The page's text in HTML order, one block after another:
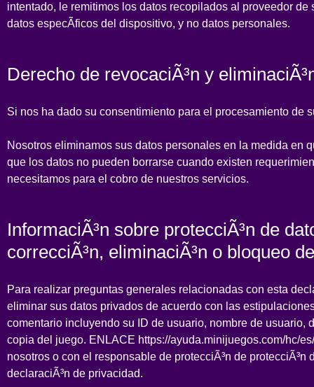
intentado, le remitimos los datos recopilados al proveedor
datos especÃ­ficos del dispositivo, y no datos personales.
Derecho de revocaciÃ³n y
Si nos ha dado su consentimiento para el procesamiento de
Nosotros eliminamos sus datos personales en la medida en
que los datos no pueden borrarse cuando existen
necesitamos para el cobro de nuestros servicios.
InformaciÃ³n sobre protecciÃ³n de
correcciÃ³n, eliminaciÃ³n o bloqueo
Para realizar preguntas generales relacionadas con esta
eliminar sus datos privados de acuerdo con las
comentario incluyendo su ID de usuario, nombre de usuario,
copia del juego. ENLACE https://ayuda.minijuegos.com/hc/
nosotros o con el responsable de protecciÃ³n de
declaraciÃ³n de privacidad.